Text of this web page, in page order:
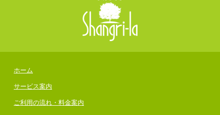
ホーム
サービス案内
ご利用の流れ・料金案内